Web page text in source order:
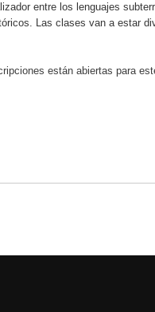
entre los lenguajes
Las clases van a estar
están abiertas para